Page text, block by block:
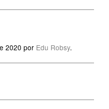
2020 por Edu Robsy.